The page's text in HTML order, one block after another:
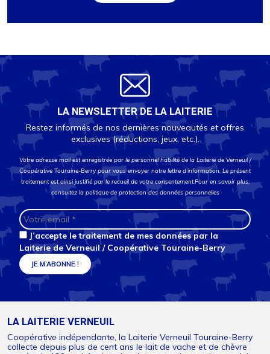
LA NEWSLETTER DE LA LAITERIE
Restez informés de nos dernières nouveautés et offres
exclusives (réductions, jeux, etc.).
Votre adresse mail est enregistrée par le personnel habilité de la Laiterie de Verneuil /
Coopérative Touraine-Berry pour vous envoyer notre lettre d’information. Le présent
traitement est ainsi justifié par le recueil de votre consentement.Pour en savoir plus,
consultez la politique de protection des données personnelles
J’accepte le traitement de mes données par la
Laiterie de Verneuil / Coopérative Touraine-Berry
LA LAITERIE VERNEUIL
Coopérative indépendante, la Laiterie Verneuil Touraine-Berry
collecte depuis plus de cent ans le lait de vache et de chèvre